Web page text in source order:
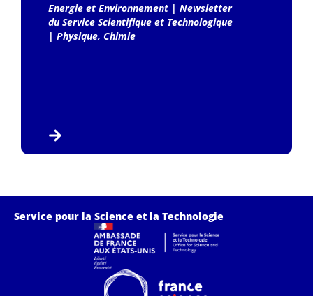
Energie et Environnement| Newsletter
du Service Scientifique et Technologique
| Physique, Chimie
Service pour la Science et la Technologie